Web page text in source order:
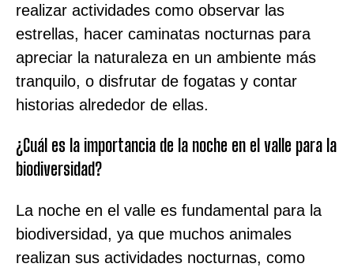
realizar actividades como observar las
estrellas, hacer caminatas nocturnas para
apreciar la naturaleza en un ambiente más
tranquilo, o disfrutar de fogatas y contar
historias alrededor de ellas.
¿Cuál es la importancia de la noche en el valle para la
biodiversidad?
La noche en el valle es fundamental para la
biodiversidad, ya que muchos animales
realizan sus actividades nocturnas, como